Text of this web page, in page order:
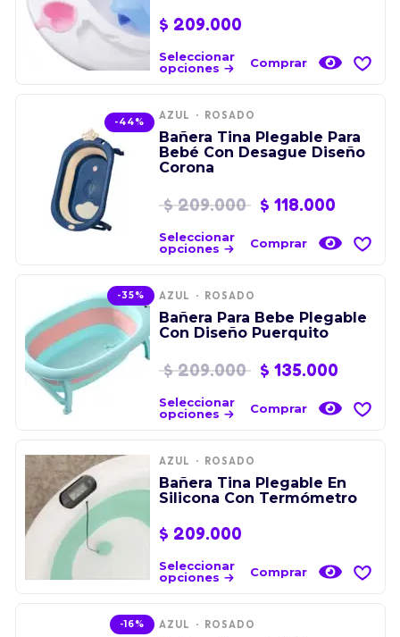
$ 209.000
Seleccionar
opciones
Comprar
-44%
AZUL ROSADO
Bañera Tina Plegable Para
Bebé Con Desague Diseño
Corona
$209.000 $ 118.000
Seleccionar
opciones
Comprar
-35% AZUL ROSADO
Bañera Para Bebe Plegable
Con Diseño Puerquito
$209.000 $ 135.000
Seleccionar
opciones
Comprar
AZUL ROSADO
Bañera Tina Plegable En
Silicona Con Termómetro
$ 209.000
Seleccionar
opciones
Comprar
-16% AZUL ROSADO